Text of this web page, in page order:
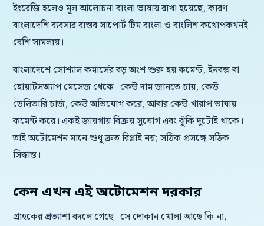
ইংরেজি হলেও মূল আলোচনা বাংলা ভাষায় রাখা হয়েছে, কারণ
বাংলাদেশি ব্যবসার বাস্তব সাপোর্ট টিম বাংলা ও বাংলিশ কথোপকথনই
বেশি সামলায়।
বাংলাদেশে সোশ্যাল কমার্সের বড় অংশ শুরু হয় কমেন্ট, ইনবক্স বা
হোয়াটসঅ্যাপ মেসেজ থেকে। কেউ দাম জানতে চায়, কেউ
ডেলিভারি চার্জ, কেউ অভিযোগ করে, আবার কেউ খারাপ ভাষায়
কমেন্ট করে। একই জায়গায় বিক্রয় সুযোগ এবং ঝুঁকি দুটোই থাকে।
তাই অটোমেশন মানে শুধু দ্রুত রিপ্লাই নয়; সঠিক প্রসঙ্গে সঠিক
সিদ্ধান্ত।
কেন এখন এই অটোমেশন দরকার
গ্রাহকের প্রত্যাশা বদলে গেছে। সে দোকান খোলা আছে কি না,